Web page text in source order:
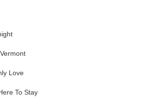
Love
To Stay